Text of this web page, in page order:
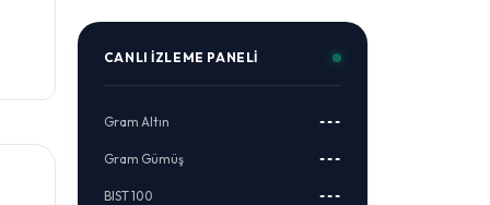
CANLI İZLEME PANELI
Gram Altın ---
Gram Gümüş ---
BIST 100 ---